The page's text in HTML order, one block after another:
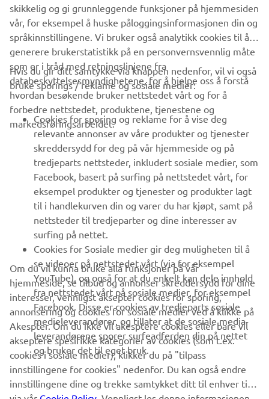
1/7
VIRKSOMHET
B2B
UTFORSK YAMAHA
FAQ & SUPPORT
NYHETSBREV
Vær den første til å lære om de siste tilbudene, spesielle
arrangementer, nye utgivelser og mye mer
ABONNER
Les vår personvernerklæring for å lære hvordan vi behandler dine
personopplysninger:
Retningslinjer for Personvern
skikkelig og gi grunnleggende funksjoner på hjemmesiden
vår, for eksempel å huske påloggingsinformasjonen din og
språkinnstillingene. Vi bruker også analytikk cookies til å
generere brukerstatistikk på en personvernsvennlig måte
som er i tråd med retningslinjene fra
databeskyttelsesmyndighetene, for å hjelpe oss å forstå
hvordan besøkende bruker nettstedet vårt og for å
forbedre nettstedet, produktene, tjenestene og
markedsføringsarbeidet.
Hvis du gir ditt samtykke via knappen nedenfor, vil vi også
bruke sporings / reklame og sosiale medier:
Cookies for sporing og reklame for å vise deg
relevante annonser av våre produkter og tjenester
skreddersydd for deg på vår hjemmeside og på
tredjeparts nettsteder, inkludert sosiale medier, som
Facebook, basert på surfing på nettstedet vårt, for
eksempel produkter og tjenester og produkter lagt
til i handlekurven din og varer du har kjøpt, samt på
nettsteder til tredjeparter og dine interesser av
surfing på nettet.
Cookies for Sosiale medier gir deg muligheten til å
se videoer på nettstedet vårt (via for eksempel
YouTube), og også for at du enkelt kan dele innhold
fra nettstedet vårt på sosiale medier, for eksempel
Facebook. Disse er cookies av tredjeparts sosiale
medieleverandører, og tillater at de sosiale media-
leverandørene sporer surfeadferden din på nettet
og bruker det til eget bruk.
Om du vil kunna bruke alla funksjoner på vår
hjemmeside, se tilbud og annonser skreddersydd for dine
interesser, vennligst aksepter cookies for sporing,
annonsering og cookies for sosiale medier ved å klikke på
Akespter. Om du ikke vil akesptere cookies eller bare vil
akseptere spesifikke kategorier av cookies (som t.ex.
cookies i sosiale medier), klikker du på "tilpass
innstillingene for cookies" nedenfor. Du kan også endre
innstillingene dine og trekke samtykket ditt til enhver tid